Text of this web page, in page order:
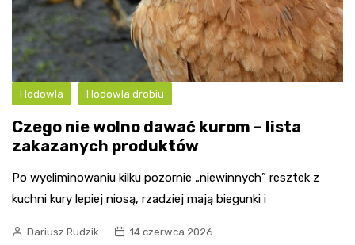
Hodowla Hodowla drobiu
Czego nie wolno dawać kurom – lista
zakazanych produktów
Po wyeliminowaniu kilku pozornie „niewinnych” resztek z
kuchni kury lepiej niosą, rzadziej mają biegunki i
Dariusz Rudzik 14 czerwca 2026